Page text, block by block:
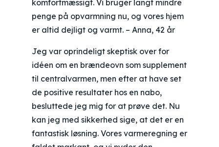
komfortmæssigt. Vi bruger langt mindre
penge på opvarmning nu, og vores hjem
er altid dejligt og varmt. – Anna, 42 år
Jeg var oprindeligt skeptisk over for
idéen om en brændeovn som supplement
til centralvarmen, men efter at have set
de positive resultater hos en nabo,
besluttede jeg mig for at prøve det. Nu
kan jeg med sikkerhed sige, at det er en
fantastisk løsning. Vores varmeregning er